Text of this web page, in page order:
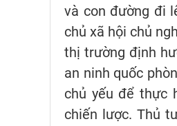
và con đường đi
chủ xã hội chủ
thị trường định
an ninh quốc
chủ yếu để thực
chiến lược. Thủ